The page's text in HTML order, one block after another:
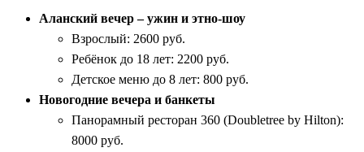
Аланский вечер – ужин и этно-шоу
Взрослый: 2600 руб.
Ребёнок до 18 лет: 2200 руб.
Детское меню до 8 лет: 800 руб.
Новогодние вечера и банкеты
Панорамный ресторан 360 (Doubletree by Hilton):
8000 руб.